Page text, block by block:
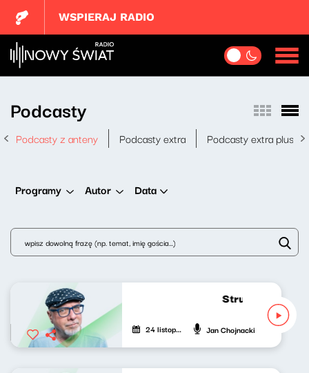
WSPIERAJ RADIO
Podcasty
Podcasty z anteny Podcasty extra Podcasty extra plus
Programy Autor Data
Strumień
24 listopada 2025 Jan Chojnacki